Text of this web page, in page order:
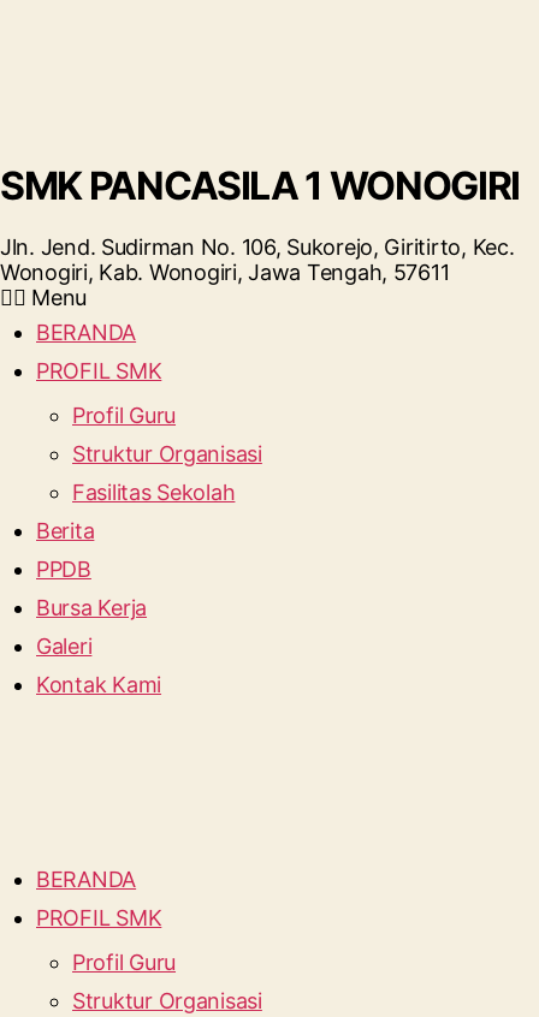
SMK PANCASILA 1 WONOGIRI
Jln. Jend. Sudirman No. 106, Sukorejo, Giritirto, Kec.
Wonogiri, Kab. Wonogiri, Jawa Tengah, 57611
Menu
BERANDA
PROFIL SMK
Profil Guru
Struktur Organisasi
Fasilitas Sekolah
Berita
PPDB
Bursa Kerja
Galeri
Kontak Kami
BERANDA
PROFIL SMK
Profil Guru
Struktur Organisasi